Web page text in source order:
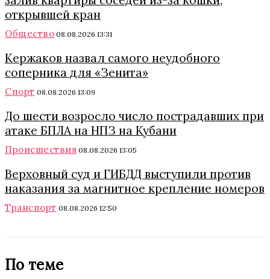
открывшей кран
Общество 08.08.2026 13:31
Кержаков назвал самого неудобного
соперника для «Зенита»
Спорт 08.08.2026 13:09
До шести возросло число пострадавших при
атаке БПЛА на НПЗ на Кубани
Происшествия 08.08.2026 13:05
Верховный суд и ГИБДД выступили против
наказания за магнитное крепление номеров
Транспорт 08.08.2026 12:50
По теме